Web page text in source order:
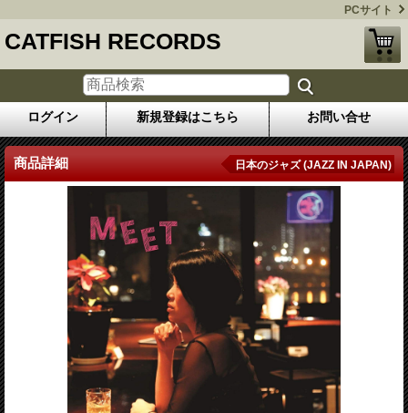
PCサイト
CATFISH RECORDS
ログイン 新規登録はこちら お問い合せ
商品詳細 日本のジャズ (JAZZ IN JAPAN)